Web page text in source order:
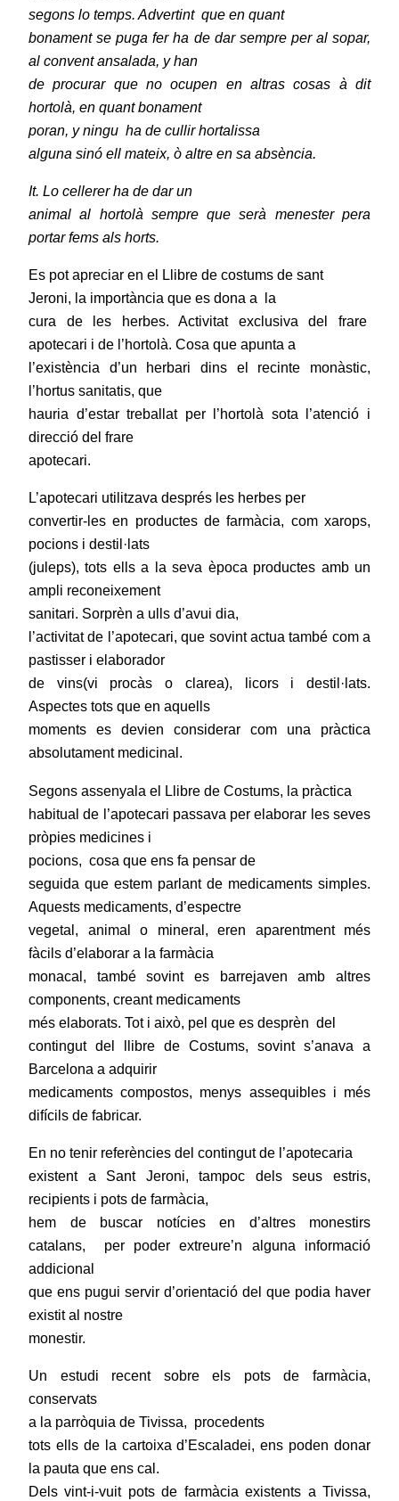
segons lo temps. Advertint que en quant
bonament se puga fer ha de dar sempre per al sopar,
al convent ansalada, y han
de procurar que no ocupen en altras cosas à dit
hortolà, en quant bonament
poran, y ningu ha de cullir hortalissa
alguna sinó ell mateix, ò altre en sa absència.
It. Lo cellerer ha de dar un
animal al hortolà sempre que serà menester pera
portar fems als horts.
Es pot apreciar en el Llibre de costums de sant
Jeroni, la importància que es dona a la
cura de les herbes. Activitat exclusiva del frare
apotecari i de l’hortolà. Cosa que apunta a
l’existència d’un herbari dins el recinte monàstic,
l’hortus sanitatis, que
hauria d’estar treballat per l’hortolà sota l’atenció i
direcció del frare
apotecari.
L’apotecari utilitzava després les herbes per
convertir-les en productes de farmàcia, com xarops,
pocions i destil·lats
(juleps), tots ells a la seva època productes amb un
ampli reconeixement
sanitari. Sorprèn a ulls d’avui dia,
l’activitat de l’apotecari, que sovint actua també com a
pastisser i elaborador
de vins(vi procàs o clarea), licors i destil·lats.
Aspectes tots que en aquells
moments es devien considerar com una pràctica
absolutament medicinal.
Segons assenyala el Llibre de Costums, la pràctica
habitual de l’apotecari passava per elaborar les seves
pròpies medicines i
pocions, cosa que ens fa pensar de
seguida que estem parlant de medicaments simples.
Aquests medicaments, d’espectre
vegetal, animal o mineral, eren aparentment més
fàcils d’elaborar a la farmàcia
monacal, també sovint es barrejaven amb altres
components, creant medicaments
més elaborats. Tot i això, pel que es desprèn del
contingut del llibre de Costums, sovint s’anava a
Barcelona a adquirir
medicaments compostos, menys assequibles i més
difícils de fabricar.
En no tenir referències del contingut de l’apotecaria
existent a Sant Jeroni, tampoc dels seus estris,
recipients i pots de farmàcia,
hem de buscar notícies en d’altres monestirs
catalans,
per poder extreure’n alguna informació
addicional
que ens pugui servir d’orientació del que podia haver
existit al nostre
monestir.
Un estudi recent sobre els pots de farmàcia,
conservats
a la parròquia de Tivissa, procedents
tots ells de la cartoixa d’Escaladei, ens poden donar
la pauta que ens cal.
Dels vint-i-vuit pots de farmàcia existents a Tivissa,